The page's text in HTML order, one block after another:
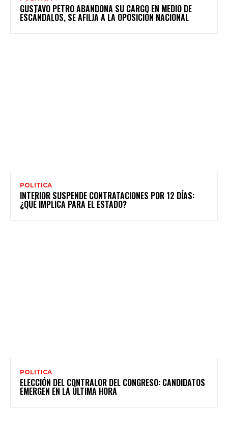
GUSTAVO PETRO ABANDONA SU CARGO EN MEDIO DE
ESCÁNDALOS, SE AFILJA A LA OPOSICIÓN NACIONAL
POLITICA
INTERIOR SUSPENDE CONTRATACIONES POR 12 DÍAS:
¿QUÉ IMPLICA PARA EL ESTADO?
POLITICA
ELECCIÓN DEL CONTRALOR DEL CONGRESO: CANDIDATOS
EMERGEN EN LA ÚLTIMA HORA